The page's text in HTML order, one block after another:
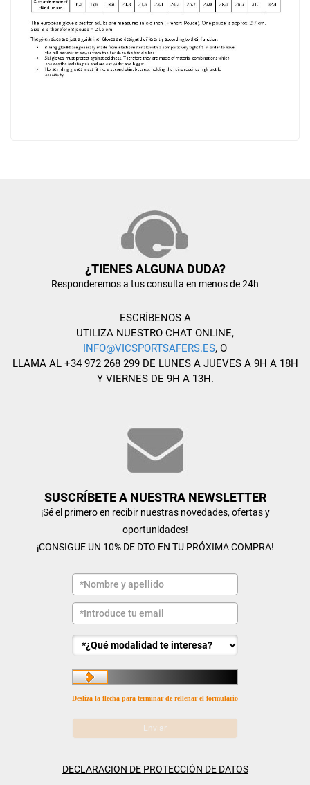
¿TIENES ALGUNA DUDA?
Responderemos a tus consulta en menos de 24h
ESCRÍBENOS A
UTILIZA NUESTRO CHAT ONLINE,
INFO@VICSPORTSAFERS.ES, O
LLAMA AL +34 972 268 299 DE LUNES A JUEVES A 9H A 18H
Y VIERNES DE 9H A 13H.
SUSCRÍBETE A NUESTRA NEWSLETTER
¡Sé el primero en recibir nuestras novedades, ofertas y
oportunidades!
¡CONSIGUE UN 10% DE DTO EN TU PRÓXIMA COMPRA!
Desliza la flecha para terminar de rellenar el formulario
DECLARACION DE PROTECCIÓN DE DATOS